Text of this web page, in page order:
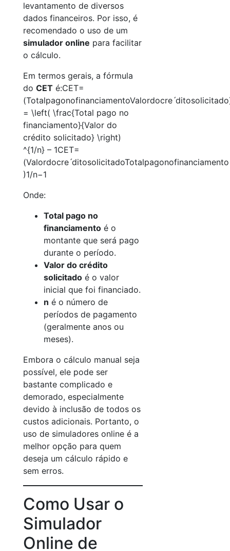
levantamento de diversos
dados financeiros. Por isso, é
recomendado o uso de um
simulador online para facilitar
o cálculo.
Em termos gerais, a fórmula
do CET é:CET=
= \left( \frac{Total pago no
financiamento}{Valor do
crédito solicitado} \right)
^{1/n} – 1CET=
(ValordocreˊditosolicitadoTotalpagonofinanciamento​
)1/n−1
Onde:
Total pago no
financiamento é o
montante que será pago
durante o período.
Valor do crédito
solicitado é o valor
inicial que foi financiado.
n é o número de
períodos de pagamento
(geralmente anos ou
meses).
Embora o cálculo manual seja
possível, ele pode ser
bastante complicado e
demorado, especialmente
devido à inclusão de todos os
custos adicionais. Portanto, o
uso de simuladores online é a
melhor opção para quem
deseja um cálculo rápido e
sem erros.
Como Usar o
Simulador
Online de